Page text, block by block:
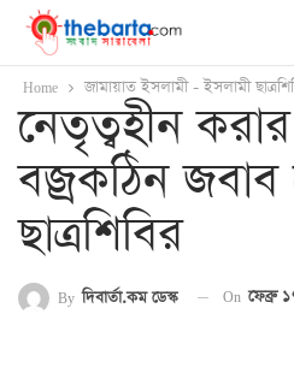
Home জামায়াত ইসলামী - ইসলামী
নেতৃত্বহীন
বজ্রকঠিন জবাব
ছাত্রশিবির
By দিবার্তা.কম ডেস্ক On ফেব্রু